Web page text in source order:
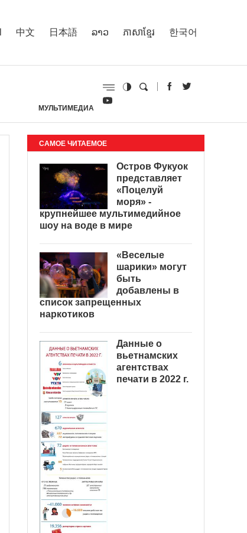
中文 日本語 ລາວ ភាសាខ្មែរ 한국어
МУЛЬТИМЕДИА
САМОЕ ЧИТАЕМОЕ
Остров Фукуок
представляет
«Поцелуй
моря» -
крупнейшее мультимедийное
шоу на воде в мире
«Веселые
шарики» могут
быть
добавлены в
список запрещенных
наркотиков
Данные о
вьетнамских
агентствах
печати в 2022 г.